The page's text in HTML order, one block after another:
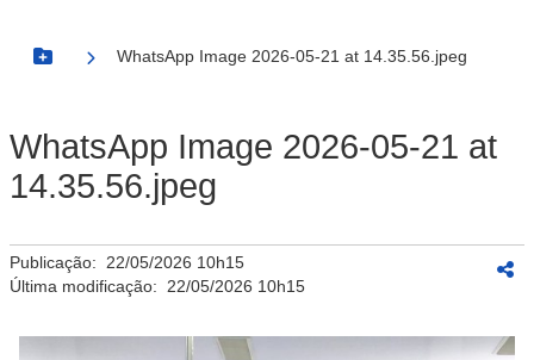
Botão Menu
WhatsApp Image 2026-05-21 at 14.35.56.jpeg
WhatsApp Image 2026-05-21 at
14.35.56.jpeg
Publicação: 22/05/2026 10h15
Última modificação: 22/05/2026 10h15